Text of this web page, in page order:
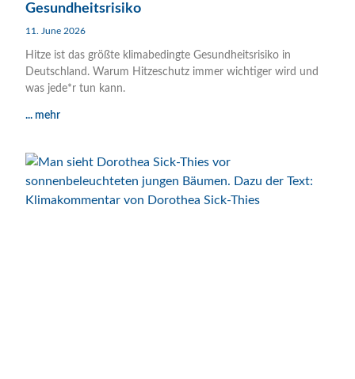
Gesundheitsrisiko
11. June 2026
Hitze ist das größte klimabedingte Gesundheitsrisiko in
Deutschland. Warum Hitzeschutz immer wichtiger wird und
was jede*r tun kann.
... mehr